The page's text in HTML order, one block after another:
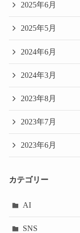
2025年6月
2025年5月
2024年6月
2024年3月
2023年8月
2023年7月
2023年6月
カテゴリー
AI
SNS